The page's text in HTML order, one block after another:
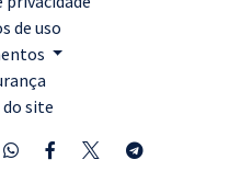
de uso
do site